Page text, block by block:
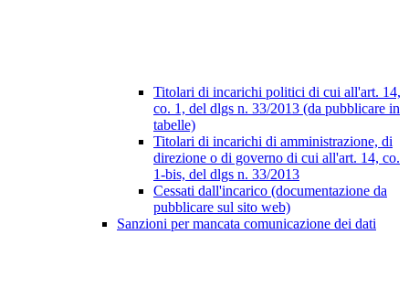
Titolari di incarichi politici di cui all'art. 14,
co. 1, del dlgs n. 33/2013 (da pubblicare in
tabelle)
Titolari di incarichi di amministrazione, di
direzione o di governo di cui all'art. 14, co.
1-bis, del dlgs n. 33/2013
Cessati dall'incarico (documentazione da
pubblicare sul sito web)
Sanzioni per mancata comunicazione dei dati